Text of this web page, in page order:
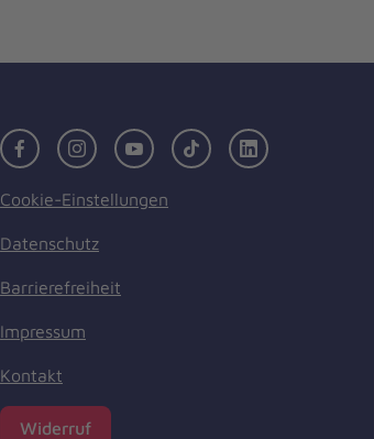
FacebookInstagramYoutubeTikTok LinkedIn
Cookie-Einstellungen
Datenschutz
Barrierefreiheit
Impressum
Kontakt
Widerruf